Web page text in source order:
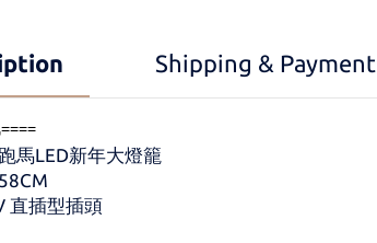
Shipping & Payment
馬LED新年大燈籠
直插型插頭